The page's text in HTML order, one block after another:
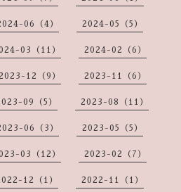
06（4） 2024-05（5）
03（11） 2024-02（6）
2023-12（9） 2023-11（6）
09（5） 2023-08（11）
06（3） 2023-05（5）
03（12） 2023-02（7）
12（1） 2022-11（1）